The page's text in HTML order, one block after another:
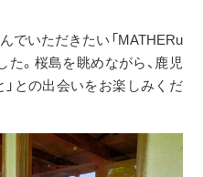
でいただきたい「MATHERu
た。桜島を眺めながら、鹿児
」との出会いをお楽しみくだ